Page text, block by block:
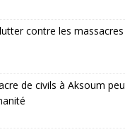
contre les
de civils à Aksoum